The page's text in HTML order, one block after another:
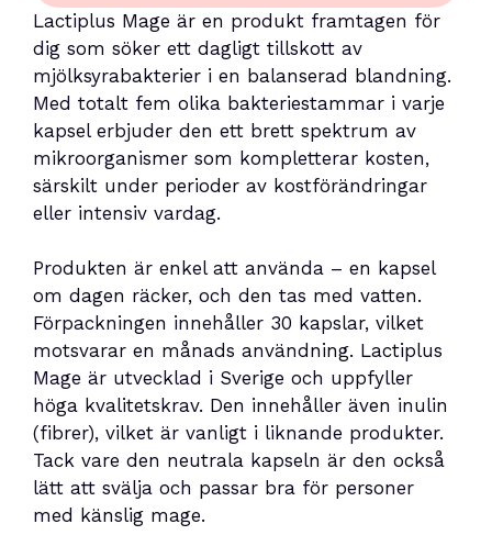
Lactiplus Mage är en produkt framtagen för
dig som söker ett dagligt tillskott av
mjölksyrabakterier i en balanserad blandning.
Med totalt fem olika bakteriestammar i varje
kapsel erbjuder den ett brett spektrum av
mikroorganismer som kompletterar kosten,
särskilt under perioder av kostförändringar
eller intensiv vardag.
Produkten är enkel att använda – en kapsel
om dagen räcker, och den tas med vatten.
Förpackningen innehåller 30 kapslar, vilket
motsvarar en månads användning. Lactiplus
Mage är utvecklad i Sverige och uppfyller
höga kvalitetskrav. Den innehåller även inulin
(fibrer), vilket är vanligt i liknande produkter.
Tack vare den neutrala kapseln är den också
lätt att svälja och passar bra för personer
med känslig mage.